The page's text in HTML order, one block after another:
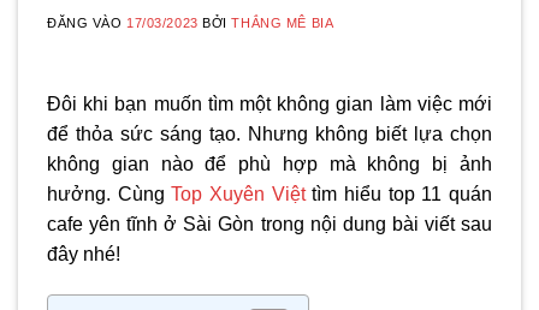
ĐĂNG VÀO 17/03/2023 BỞITHẮNG MÊ BIA
Đôi khi bạn muốn tìm một không gian làm việc mới
để thỏa sức sáng tạo. Nhưng không biết lựa chọn
không gian nào để phù hợp mà không bị ảnh
hưởng. CùngTop Xuyên Việttìm hiểu top 11quán
cafe yên tĩnh ở Sài Gòn trong nội dung bài viết sau
đây nhé!